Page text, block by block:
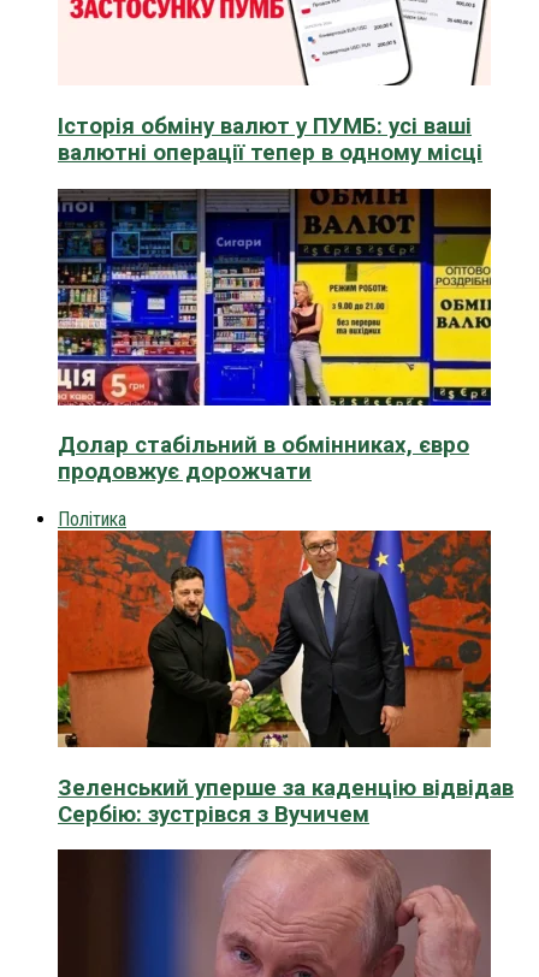
Історія обміну валют у ПУМБ: усі ваші
валютні операції тепер в одному місці
Долар стабільний в обмінниках, євро
продовжує дорожчати
Політика
Зеленський уперше за каденцію відвідав
Сербію: зустрівся з Вучичем